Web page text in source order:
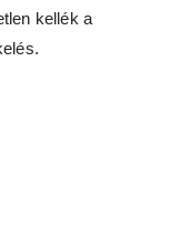
kellék a